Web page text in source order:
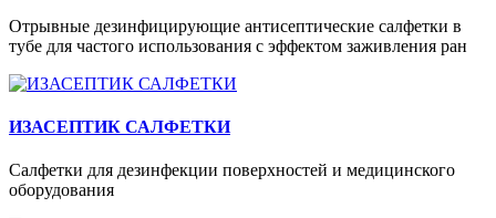
Отрывные дезинфицирующие антисептические салфетки в
тубе для частого использования с эффектом заживления ран
ИЗАСЕПТИК САЛФЕТКИ
Салфетки для дезинфекции поверхностей и медицинского
оборудования